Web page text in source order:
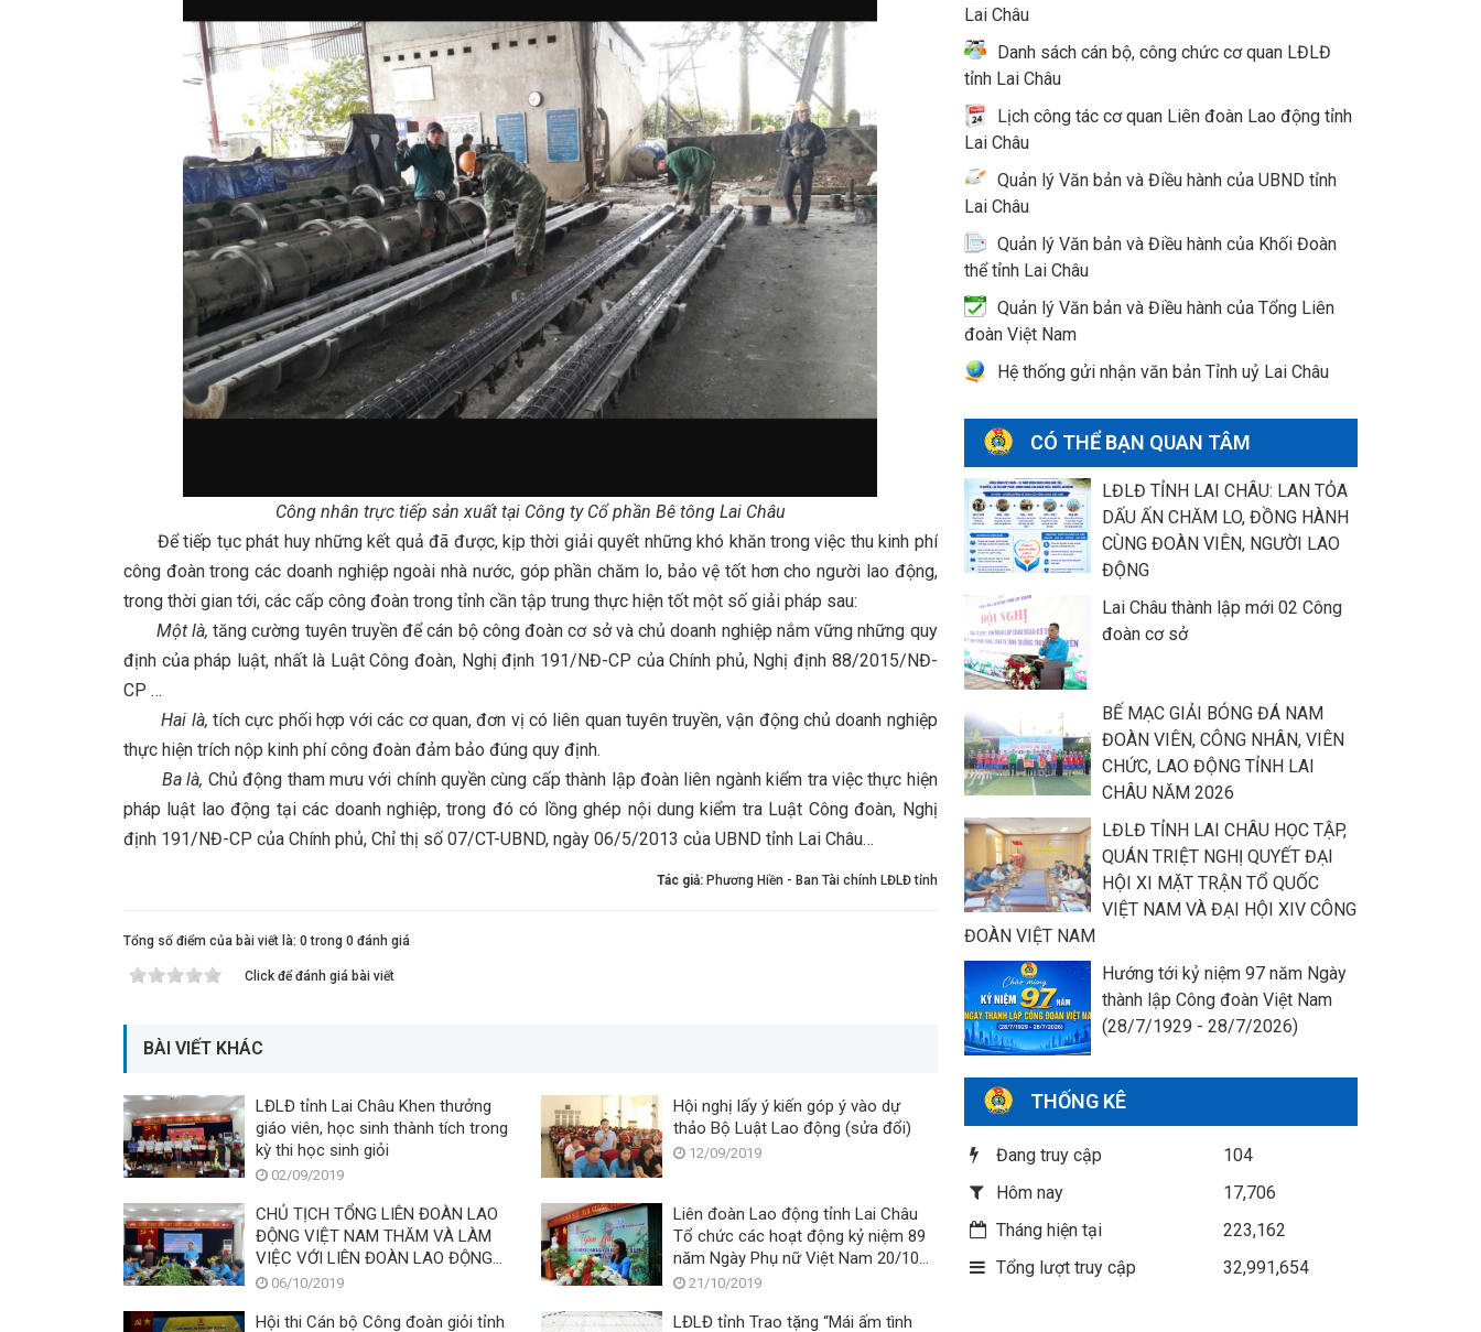
Công nhân trực tiếp sản xuất tại Công ty Cổ phần Bê tông Lai Châu
Để tiếp tục phát huy những kết quả đã được, kịp thời giải quyết những khó khăn trong việc thu kinh phí
công đoàn trong các doanh nghiệp ngoài nhà nước, góp phần chăm lo, bảo vệ tốt hơn cho người lao động,
trong thời gian tới, các cấp công đoàn trong tỉnh cần tập trung thực hiện tốt một số giải pháp sau:
Một là, tăng cường tuyên truyền để cán bộ công đoàn cơ sở và chủ doanh nghiệp nắm vững những quy
định của pháp luật, nhất là Luật Công đoàn, Nghị định 191/NĐ-CP của Chính phủ, Nghị định 88/2015/NĐ-
CP …
Hai là, tích cực phối hợp với các cơ quan, đơn vị có liên quan tuyên truyền, vận động chủ doanh nghiệp
thực hiện trích nộp kinh phí công đoàn đảm bảo đúng quy định.
Ba là, Chủ động tham mưu với chính quyền cùng cấp thành lập đoàn liên ngành kiểm tra việc thực hiện
pháp luật lao động tại các doanh nghiệp, trong đó có lồng ghép nội dung kiểm tra Luật Công đoàn, Nghị
định 191/NĐ-CP của Chính phủ, Chỉ thị số 07/CT-UBND, ngày 06/5/2013 của UBND tỉnh Lai Châu…
Tác giả: Phương Hiền - Ban Tài chính LĐLĐ tỉnh
Tổng số điểm của bài viết là: 0 trong 0 đánh giá
Click để đánh giá bài viết
BÀI VIẾT KHÁC
LĐLĐ tỉnh Lai Châu Khen thưởng
giáo viên, học sinh thành tích trong
kỳ thi học sinh giỏi
02/09/2019
Hội nghị lấy ý kiến góp ý vào dự
thảo Bộ Luật Lao động (sửa đổi)
12/09/2019
CHỦ TỊCH TỔNG LIÊN ĐOÀN LAO
ĐỘNG VIỆT NAM THĂM VÀ LÀM
VIỆC VỚI LIÊN ĐOÀN LAO ĐỘNG
TỈNH LAI CHÂU
06/10/2019
Liên đoàn Lao động tỉnh Lai Châu
Tổ chức các hoạt động kỷ niệm 89
năm Ngày Phụ nữ Việt Nam 20/10
cho đoàn viên, CNLĐ các doanh
21/10/2019
Hội thi Cán bộ Công đoàn giỏi tỉnh
LĐLĐ tỉnh Trao tặng “Mái ấm tình
Lai Châu
Danh sách cán bộ, công chức cơ quan LĐLĐ
tỉnh Lai Châu
Lịch công tác cơ quan Liên đoàn Lao động tỉnh
Lai Châu
Quản lý Văn bản và Điều hành của UBND tỉnh
Lai Châu
Quản lý Văn bản và Điều hành của Khối Đoàn
thể tỉnh Lai Châu
Quản lý Văn bản và Điều hành của Tổng Liên
đoàn Việt Nam
Hệ thống gửi nhận văn bản Tỉnh uỷ Lai Châu
CÓ THỂ BẠN QUAN TÂM
LĐLĐ TỈNH LAI CHÂU: LAN TỎA
DẤU ẤN CHĂM LO, ĐỒNG HÀNH
CÙNG ĐOÀN VIÊN, NGƯỜI LAO
ĐỘNG
Lai Châu thành lập mới 02 Công
đoàn cơ sở
BẾ MẠC GIẢI BÓNG ĐÁ NAM
ĐOÀN VIÊN, CÔNG NHÂN, VIÊN
CHỨC, LAO ĐỘNG TỈNH LAI
CHÂU NĂM 2026
LĐLĐ TỈNH LAI CHÂU HỌC TẬP,
QUÁN TRIỆT NGHỊ QUYẾT ĐẠI
HỘI XI MẶT TRẬN TỔ QUỐC
VIỆT NAM VÀ ĐẠI HỘI XIV CÔNG
ĐOÀN VIỆT NAM
Hướng tới kỷ niệm 97 năm Ngày
thành lập Công đoàn Việt Nam
(28/7/1929 - 28/7/2026)
THỐNG KÊ
Đang truy cập
104
Hôm nay
17,706
Tháng hiện tại
223,162
Tổng lượt truy cập
32,991,654